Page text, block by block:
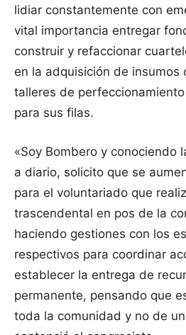
lidiar constantemente con
vital importancia entregar
construir y refaccionar
en la adquisición de insumos
talleres de
para sus filas.
«Soy Bombero y conociendo
a diario, solicito que se
para el voluntariado que
trascendental en pos de la
haciendo gestiones con los
respectivos para coordinar
establecer la entrega de
permanente, pensando que
toda la comunidad y no de